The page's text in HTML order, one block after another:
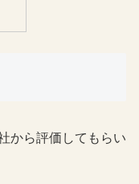
から評価してもらい